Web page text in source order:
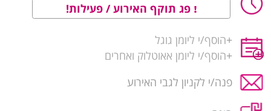
פג תוקף האירוע / פעילות!
+הוסף/י ליומן גוגל
+הוסף/י ליומן אאוטלוק ואחרים
פנה/י לקניון לגבי האירוע